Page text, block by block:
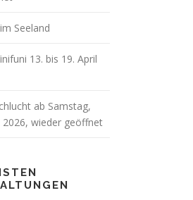
Seeland
13. bis 19. April
ab Samstag,
2026, wieder geöffnet